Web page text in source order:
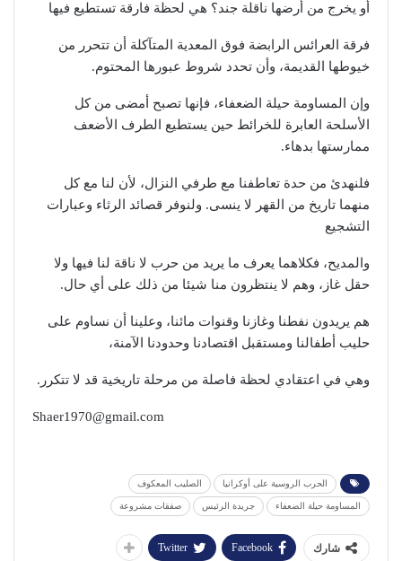
أو يخرج من أرضها ناقلة جند؟ هي لحظة فارقة تستطيع فيها
فرقة العرائس الرابضة فوق المعدية المتآكلة أن تتحرر من
خيوطها القديمة، وأن تحدد شروط عبورها المحتوم.
وإن المساومة حيلة الضعفاء، فإنها تصبح أمضى من كل
الأسلحة العابرة للخرائط حين يستطيع الطرف الأضعف
ممارستها بدهاء.
فلنهدئ من حدة تعاطفنا مع طرفي النزال، لأن لنا مع كل
منهما تاريخ من القهر لا ينسى. ولنوفر قصائد الرثاء وعبارات
التشجيع
والمديح، فكلاهما يعرف ما يريد من حرب لا ناقة لنا فيها ولا
حقل غاز، وهم لا ينتظرون منا شيئا من ذلك على أي حال.
هم يريدون نفطنا وغازنا وقنوات مائنا، وعلينا أن نساوم على
حليب أطفالنا ومستقبل اقتصادنا وحدودنا الآمنة،
وهي في اعتقادي لحظة فاصلة من مرحلة تاريخية قد لا تتكرر.
الحرب الروسية على أوكرانيا الصليب المعكوف
المساومة حيلة الضعفاء جريدة الرئيس صفقات مشروعة
شارك Facebook
Twitter